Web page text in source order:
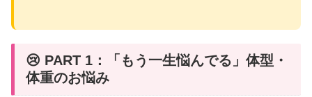
😢 PART 1：「もう一生悩んでる」体型・
体重のお悩み